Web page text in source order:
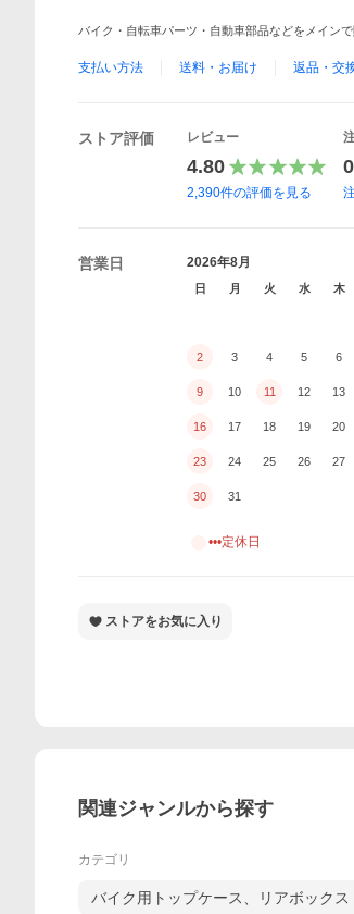
バイク・自転車パーツ・自動車部品などをメインで
支払い方法 送料・お届け 返品・交
ストア評価 レビュー
4.80
2,390件の評価を見る
営業日 2026年8月
日 月 火 水 木
2 3 4 5 6
9 10 11 12 13
16 17 18 19 20
23 24 25 26 27
30 31
•••定休日
ストアをお気に入り
関連ジャンルから探す
カテゴリ
バイク用トップケース、リアボックス